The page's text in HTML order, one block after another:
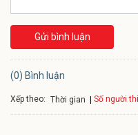
Gửi bình luận
(0) Bình luận
Xếp theo: Thời gian Số người